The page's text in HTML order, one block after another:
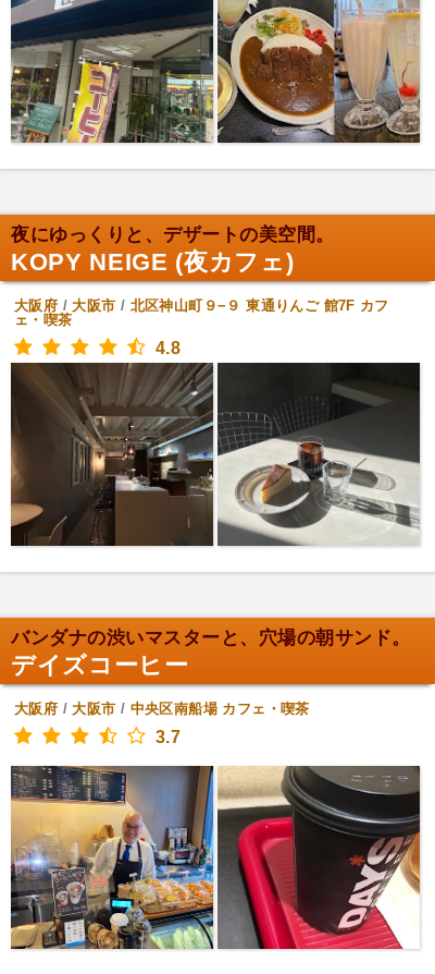
夜にゆっくりと、デザートの美空間。
KOPY NEIGE (夜カフェ)
大阪府 /大阪市 / 北区神山町９−９ 東通りんご 館7F カフ
ェ・喫茶
4.8
バンダナの渋いマスターと、穴場の朝サンド。
デイズコーヒー
大阪府 /大阪市 / 中央区南船場 カフェ・喫茶
3.7